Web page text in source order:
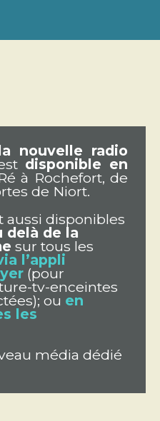
nouvelle radio
disponible en
à Rochefort, de
de Niort.
aussi disponibles
delà de la
sur tous les
l’appli
(pour
tv-enceintes
ou en
les
média dédié